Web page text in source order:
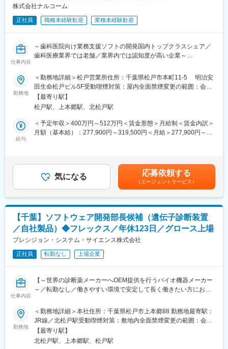
・長期間の研修を用意しているため職種未経験＆技術的な知識が
・業界トップクラスの調剤システムやIoT製品を扱っており、業務
を通して最新の技術に触れることが可能です。
登用となり、業界トップクラスシェアを誇る優良企業の正社員と
して安定就業が可能です。（登用率98%、試験ノルマなし）
【同社の魅力】
◆医療業界に貢献：
最新のIoT技術に注力しており、これまで人の手でアナログに行わ
れていた薬剤管理を、全自動で管理、調整、計測、分包まで対応
ない医療現場の安心安全や、医療従事者の負担軽減に大きく貢献
しています。
顧客からいかにシェアを獲得するか試行錯誤する面白さがありま
す。
変更の範囲：会社の定める業務
株式会社ナルコーム
正社員 職種未経験歓迎 業種未経験歓迎
仕事内容
～歯科医院向け業務支援ソフトの開発国内トップクラスシェア／
歯科医療業界では老舗／業界内では認知度が高い企業～
■業務内容：
当社で製造、販売するソフトウェア及び、医療機器の紹介、販売
をお任せします。
■業務詳細：
◆入社後任せる業務
問い合わせに関する電話対応、メール対応、zoom対応等
◆ゆくゆく任せていきたい業務
■入社後の流れ
OJT、研修、どれだけで1人前か 約2年かけてOJTを行います。3
年程度で新人期間を卒業します。
や販売ディーラーへの訪問、zoomでの商品説明等
■特徴・魅力：
のが日常です。オンオフの切り替えがしやすい会社です。
・サブスクの売上が好調であり、毎年順調に売上が伸びていま
■キャリアパス：
していただくなど、ルート営業ではない企画営業を目指すことが
できます。
■当社について：
勤務地
＜勤務地詳細＞松戸営業所住所：千葉県松戸市本町11-5 明治安
田生命松戸ビル5F受動喫煙対策：屋内全面禁煙変更の範囲：会社
の定める事業所
【最寄り駅】
松戸駅、上本郷駅、北松戸駅
給与
＜予定年収＞400万円～512万円＜賃金形態＞月給制＜賃金内訳＞
月額（基本給）：277,900円～319,500円＜月給＞277,900円～
モデル年収：30歳主任級 319,500円 年収512万円（過去３年平
均）賃金はあくまでも目安の金額であり、選考を通じて上下する
可能性があります。月給(月額)は固定手当を含めた表記です。
気になる 応募依頼する
（エージェントサービス）
【千葉】ソフトウェア開発部長候補（遺伝子診断装置
／自社製品）◆フレックス／年休123日／グロース上場
プレシジョン・システム・サイエンス株式会社
正社員 転勤なし 上場企業
仕事内容
【～世界の診断薬メーカーへOEM提供を行うバイオ機器メーカー
～／転勤なし／働きやすい環境で安定して長く働きたい方にお勧
PCR検査や遺伝子検査に使われる検査装置・試薬を開発・製造す
る当社にて、医療機器のソフトウェアシステム設計・開発業務を
部長候補として担当いただきます。
病気の診断や感染症検査を支える製品を世界中の医療機関や研究
勤務地
＜勤務地詳細＞本社住所：千葉県松戸市上本郷88 勤務地最寄駅：
JR線／北松戸駅受動喫煙対策：敷地内全面禁煙変更の範囲：会社
の定める事業所
【最寄り駅】
北松戸駅、上本郷駅、松戸駅